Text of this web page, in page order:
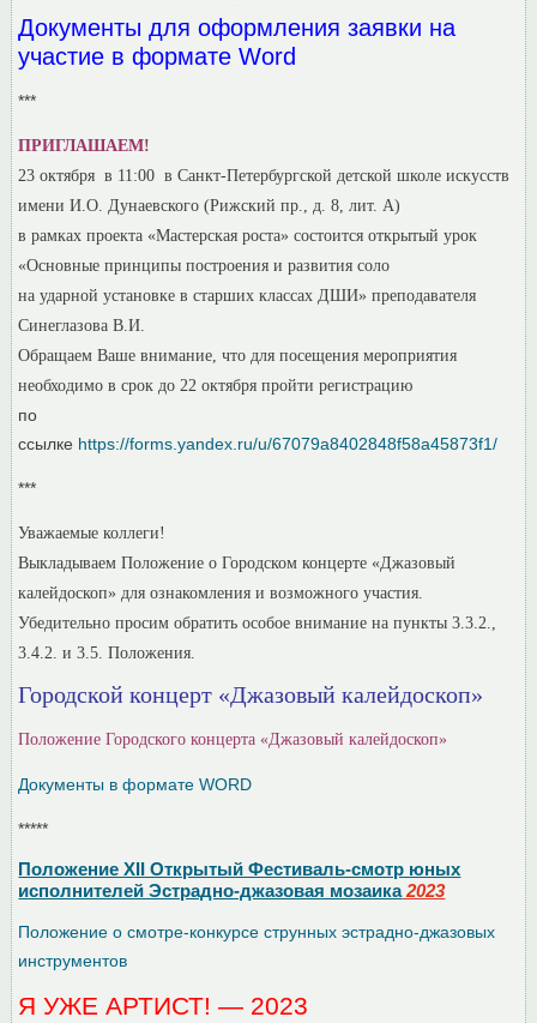
Документы для оформления заявки на
участие в формате Word
***
ПРИГЛАШАЕМ!
23 октября в 11:00 в Санкт-Петербургской детской школе искусств
имени И.О. Дунаевского (Рижский пр., д. 8, лит. А)
в рамках проекта «Мастерская роста» состоится открытый урок
«Основные принципы построения и развития соло
на ударной установке в старших классах ДШИ» преподавателя
Синеглазова В.И.
Обращаем Ваше внимание, что для посещения мероприятия
необходимо в срок до 22 октября пройти регистрацию
по
ссылке https://forms.yandex.ru/u/67079a8402848f58a45873f1/
***
Уважаемые коллеги!
Выкладываем Положение о Городском концерте «Джазовый
калейдоскоп» для ознакомления и возможного участия.
Убедительно просим обратить особое внимание на пункты 3.3.2.,
3.4.2. и 3.5. Положения.
Городской концерт «Джазовый калейдоскоп»
Положение Городского концерта «Джазовый калейдоскоп»
Документы в формате WORD
*****
Положение XII Открытый Фестиваль-смотр юных
исполнителей Эстрадно-джазовая мозаика2023
Положение о смотре-конкурсе струнных эстрадно-джазовых
инструментов
Я УЖЕ АРТИСТ! — 2023